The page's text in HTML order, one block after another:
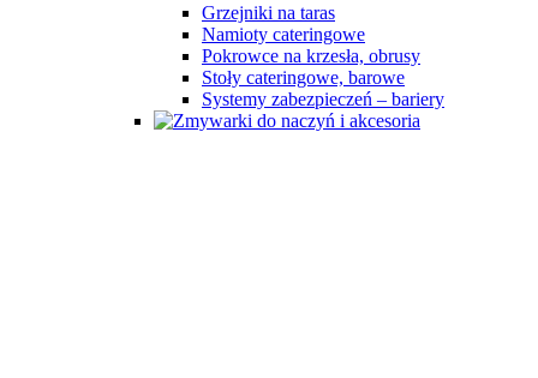
Grzejniki na taras
Namioty cateringowe
Pokrowce na krzesła, obrusy
Stoły cateringowe, barowe
Systemy zabezpieczeń – bariery